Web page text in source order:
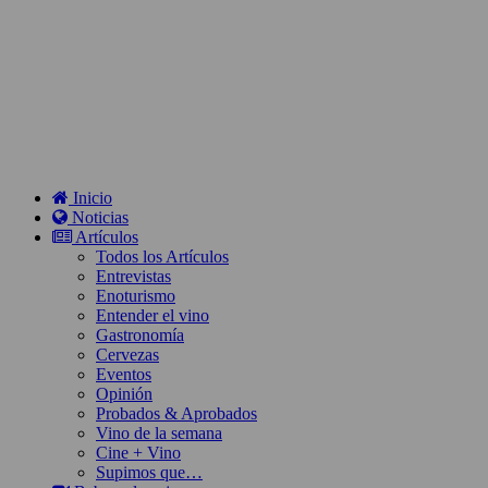
Inicio
Noticias
Artículos
Todos los Artículos
Entrevistas
Enoturismo
Entender el vino
Gastronomía
Cervezas
Eventos
Opinión
Probados & Aprobados
Vino de la semana
Cine + Vino
Supimos que…